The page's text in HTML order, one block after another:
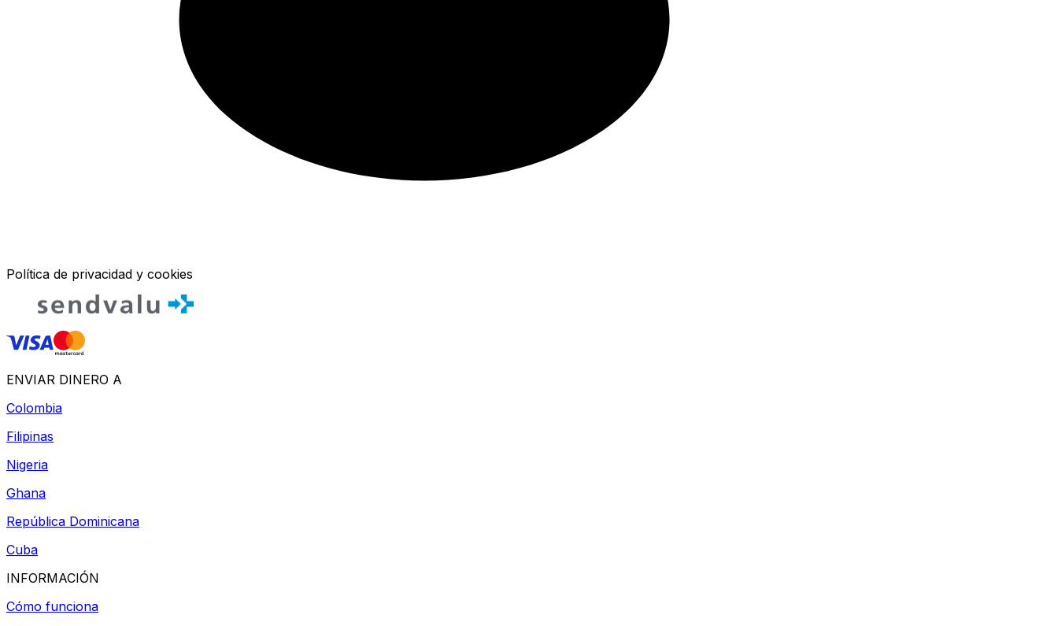
Política de privacidad y cookies
ENVIAR DINERO A
Colombia
Filipinas
Nigeria
Ghana
República Dominicana
Cuba
INFORMACIÓN
Cómo funciona